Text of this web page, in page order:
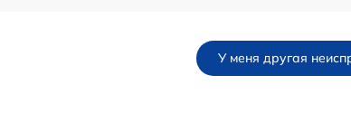
У меня другая